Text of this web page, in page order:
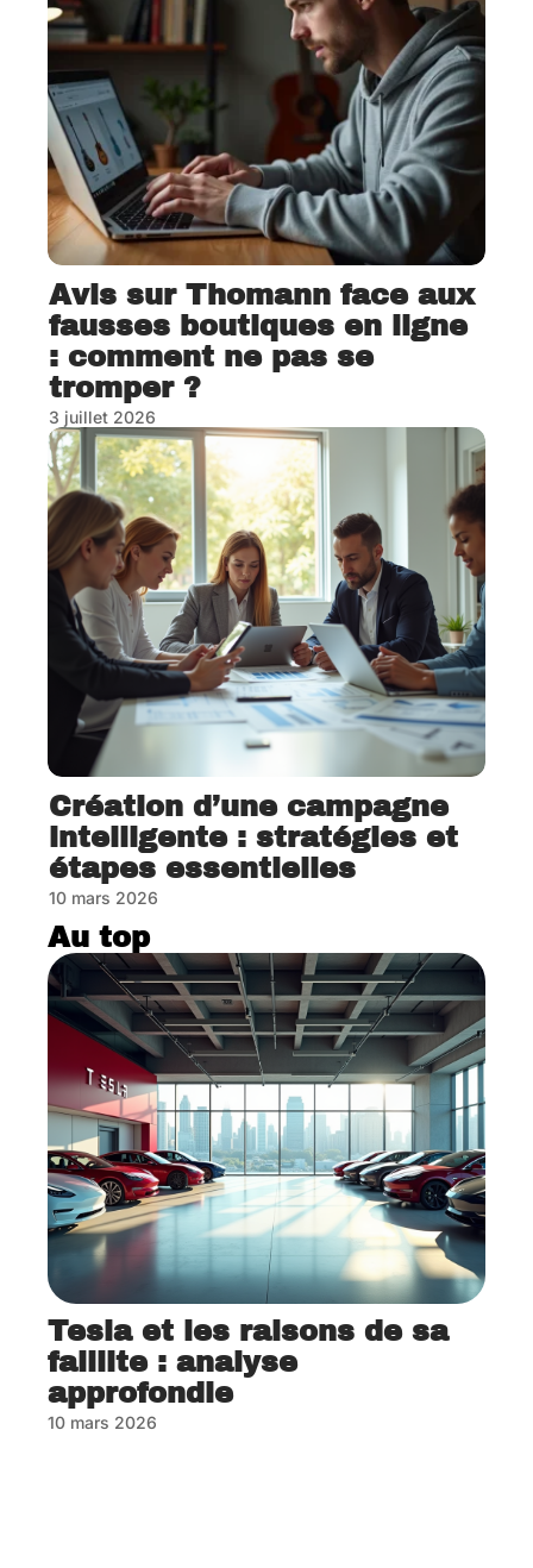
Avis sur Thomann face aux
fausses boutiques en ligne
: comment ne pas se
tromper ?
3 juillet 2026
Création d’une campagne
intelligente : stratégies et
étapes essentielles
10 mars 2026
Au top
Tesla et les raisons de sa
faillite : analyse
approfondie
10 mars 2026